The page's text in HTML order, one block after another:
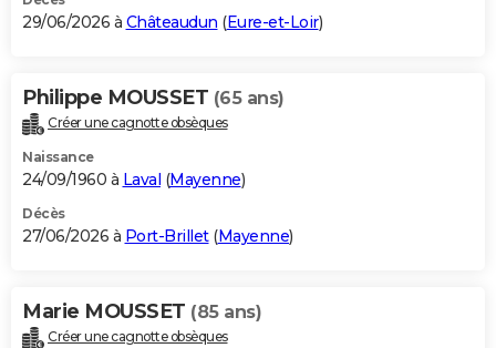
29/06/2026 à Châteaudun (Eure-et-Loir)
Philippe MOUSSET (65 ans)
Créer une cagnotte obsèques
Naissance
24/09/1960 à Laval (Mayenne)
Décès
27/06/2026 à Port-Brillet(Mayenne)
Marie MOUSSET (85 ans)
Créer une cagnotte obsèques